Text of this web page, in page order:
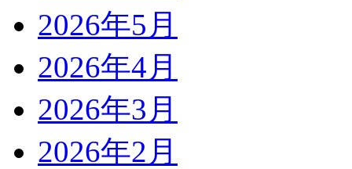
2026年5月
2026年4月
2026年3月
2026年2月